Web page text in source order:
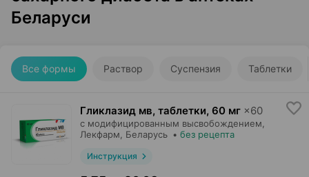
Беларуси
Все формы Раствор Суспензия Таблетки
Гликлазид мв, таблетки, 60 мг ×60
с модифицированным высвобождением,
Лекфарм , Беларусь • без рецепта
Инструкция